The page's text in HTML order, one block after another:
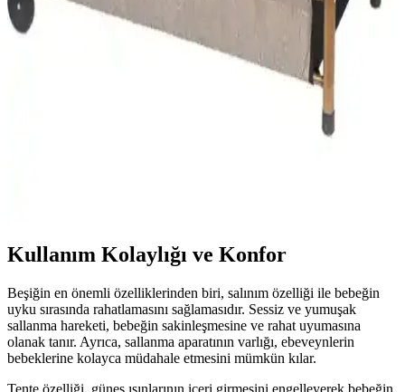
Elit bebek beşiği, yüksek kaliteli malzemeleri, güvenlik
standartlarına uygun tasarımı ve kullanım kolaylığıyla ebeveynlerin
tercihidir. Dayanıklı yapısı ve fonksiyonel özellikleriyle bebeğin
Bebek Beşiği ve Hamak Seçenekleri Karşılaştırması:
Kullanım Kolaylığı ve Konfor
Beşiğin en önemli özelliklerinden biri, salınım özelliği ile bebeğin
uyku sırasında rahatlamasını sağlamasıdır. Sessiz ve yumuşak
sallanma hareketi, bebeğin sakinleşmesine ve rahat uyumasına
olanak tanır. Ayrıca, sallanma aparatının varlığı, ebeveynlerin
bebeklerine kolayca müdahale etmesini mümkün kılar.